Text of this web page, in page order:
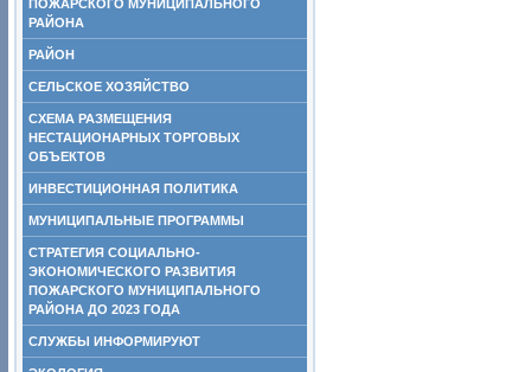
ПОЖАРСКОГО МУНИЦИПАЛЬНОГО
РАЙОНА
РАЙОН
СЕЛЬСКОЕ ХОЗЯЙСТВО
СХЕМА РАЗМЕЩЕНИЯ
НЕСТАЦИОНАРНЫХ ТОРГОВЫХ
ОБЪЕКТОВ
ИНВЕСТИЦИОННАЯ ПОЛИТИКА
МУНИЦИПАЛЬНЫЕ ПРОГРАММЫ
СТРАТЕГИЯ СОЦИАЛЬНО-
ЭКОНОМИЧЕСКОГО РАЗВИТИЯ
ПОЖАРСКОГО МУНИЦИПАЛЬНОГО
РАЙОНА ДО 2023 ГОДА
СЛУЖБЫ ИНФОРМИРУЮТ